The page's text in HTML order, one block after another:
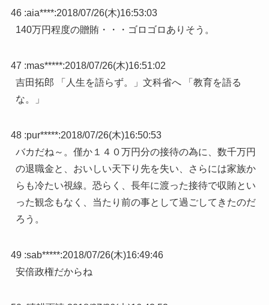
46 :aia****:2018/07/26(木)16:53:03
140万円程度の贈賄・・・ゴロゴロありそう。
47 :mas*****:2018/07/26(木)16:51:02
吉田拓郎 「人生を語らず。」文科省へ 「教育を語る
な。」
48 :pur*****:2018/07/26(木)16:50:53
バカだね～。僅か１４０万円分の接待の為に、数千万円
の退職金と、おいしい天下り先を失い、さらには家族か
らも冷たい視線。恐らく、長年に渡った接待で収賄とい
った観念もなく、当たり前の事として過ごしてきたのだ
ろう。
49 :sab*****:2018/07/26(木)16:49:46
安倍政権だからね